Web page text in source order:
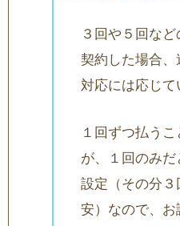
３回や５回な
契約した場合
対応には応じて
１回ずつ払う
が、１回のみ
設定（その分３
安）なので、お